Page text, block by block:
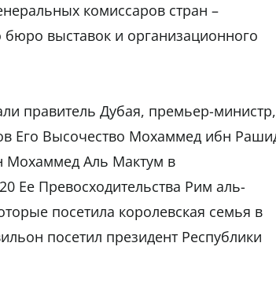
комиссаров стран –
выставок и организационного
правитель Дубая, премьер-министр,
Его Высочество Мохаммед ибн
Мохаммед Аль Мактум в
Ее Превосходительства Рим аль-
посетила королевская семья в
посетил президент Республики